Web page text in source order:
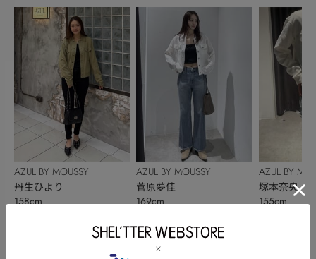
AZUL BY MOUSSY
丹生ひより
158cm
AZUL BY MOUSSY
菅原夢佳
169cm
AZUL BY
塚本奈央
155cm